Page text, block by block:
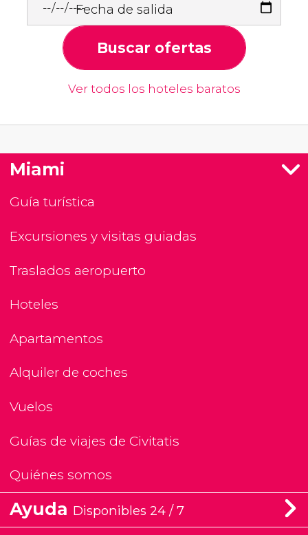
Fecha de salida
Buscar ofertas
Ver todos los hoteles baratos
Miami
Guía turística
Excursiones y visitas guiadas
Traslados aeropuerto
Hoteles
Apartamentos
Alquiler de coches
Vuelos
Guías de viajes de Civitatis
Quiénes somos
Ayuda Disponibles 24 / 7